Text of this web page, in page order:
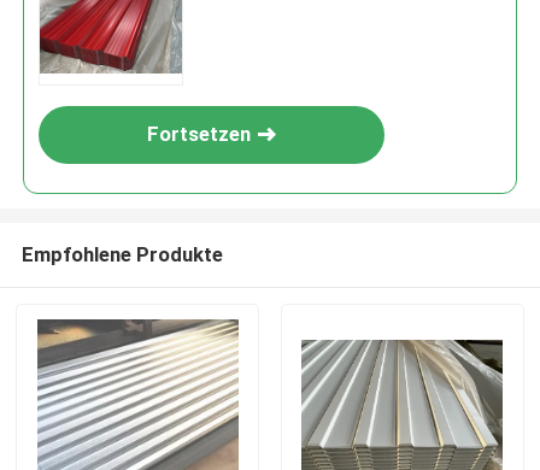
Fortsetzen
Empfohlene Produkte